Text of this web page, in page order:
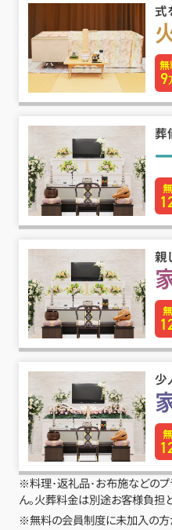
式
9
葬
親
少
※料理･返礼品･お布施などのプ
ん。火葬料金は別途お客様負担と
※無料の会員制度に未加入の方